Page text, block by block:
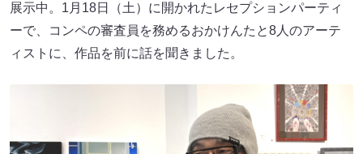
展示中。1月18日（土）に開かれたレセプションパーティ
ーで、コンペの審査員を務めるおかけんたと8人のアーテ
ィストに、作品を前に話を聞きました。